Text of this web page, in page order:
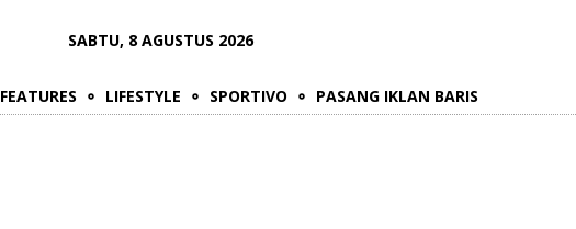
SABTU, 8 AGUSTUS 2026
FEATURES LIFESTYLE SPORTIVO PASANG IKLAN BARIS